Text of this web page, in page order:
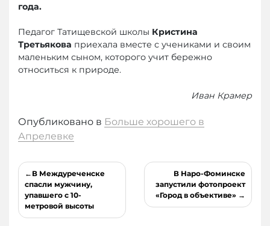
года.
Педагог Татищевской школы Кристина
Третьякова приехала вместе с учениками и своим
маленьким сыном, которого учит бережно
относиться к природе.
Иван Крамер
Опубликовано в Больше хорошего в
Апрелевке
Навигация
по
записям
В Междуреченске
спасли мужчину,
упавшего с 10-
метровой высоты
В Наро-Фоминске
запустили фотопроект
«Город в объективе»